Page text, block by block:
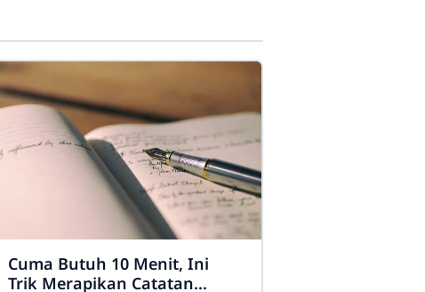
Cuma Butuh 10 Menit, Ini
Trik Merapikan Catatan